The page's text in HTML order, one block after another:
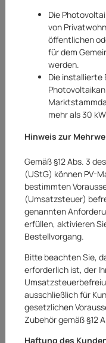
Makita
Makita 10 x
Schleifscheibe
Die
von
öffentlichen
für dem
werden.
Die installierte
mehr als 30
Hinweis zur
Gemäß §12 Abs. 3
(UStG) können PV-
bestimmten
(Umsatzsteuer)
genannten
erfüllen, aktivieren
Bestellvorgang.
Bitte beachten Sie,
erforderlich ist, der
ausschließlich für
gesetzlichen
Zubehör gemäß §12
Haftung des